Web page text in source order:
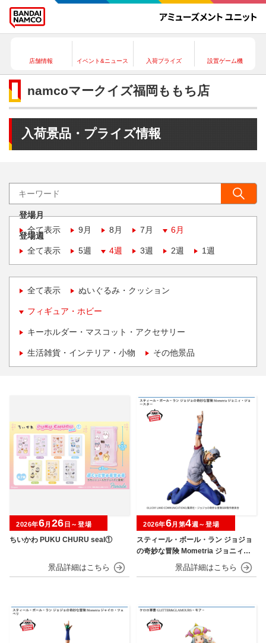
店舗情報 イベント&ニュース 入荷プライズ 設置ゲーム機
namcoマークイズ福岡ももち店
入荷景品・プライズ情報
登場月
全て表示
9月 8月 7月 6月
登場週
全て表示
5週 4週 3週 2週 1週
全て表示 ぬいぐるみ・クッション
フィギュア・ホビー
キーホルダー・マスコット・アクセサリー
生活雑貨・インテリア・小物 その他景品
ちいかわ PUKU CHURU seal①
2026年6月 26 日～登場
スティール・ボール・ラン ジョジョ
の奇妙な冒険 Mometria ジョニィ・
ジョースター
2026年6月第4週～登場